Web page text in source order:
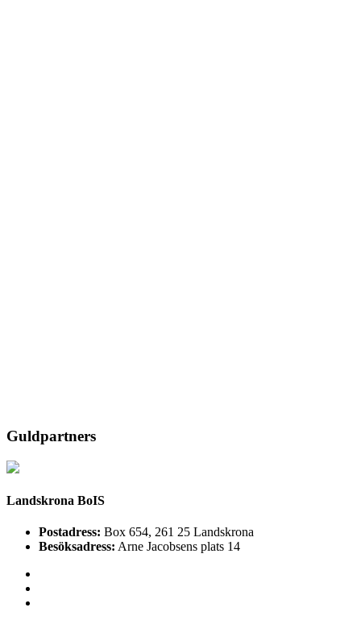
Guldpartners
Landskrona BoIS
Postadress: Box 654, 261 25 Landskrona
Besöksadress: Arne Jacobsens plats 14